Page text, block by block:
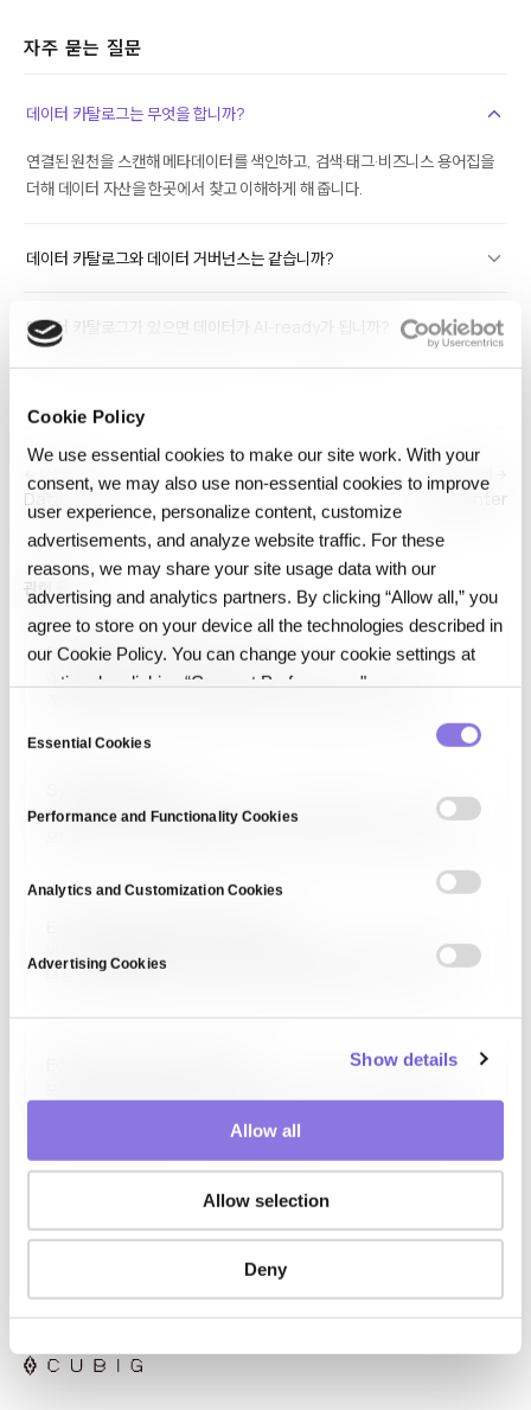
Cookie Policy
We use essential cookies to make our site work. With your
consent, we may also use non‑essential cookies to improve
user experience, personalize content, customize
advertisements, and analyze website traffic. For these
reasons, we may share your site usage data with our
advertising and analytics partners. By clicking “Allow all,” you
agree to store on your device all the technologies described in
our Cookie Policy. You can change your cookie settings at
any time by clicking “Consent Preferences."
Essential Cookies
Performance and Functionality Cookies
Analytics and Customization Cookies
Advertising Cookies
Show details
Allow all
Allow selection
Deny
자주 묻는 질문
데이터 카탈로그는 무엇을 합니까?
연결된 원천을 스캔해 메타데이터를 색인하고, 검색·태그·비즈니스 용어집을
더해 데이터 자산을 한곳에서 찾고 이해하게 해 줍니다.
데이터 카탈로그와 데이터 거버넌스는 같습니까?
데이터 카탈로그가 있으면 데이터가 AI-ready가 됩니까?
← 이전 용어
Data breach Data Center
관련 용어
Personal Data Protection Act
개인정보 보호법(Personal Data Protection Act, PDPA)은
싱가포르 PDPA(2012), 태국 PDPA(2019), 말레이시아 PDPA(2010)
등 많은 아시아 국가가 채택하고 있습니다. 한국의 개인정보보호법도 동일
합성 미디어(Synthetic Media)는 AI로 생성·편집된 이미지, 비디오,
긍정적으로 활용되는 한편, 허위 정보·사기·초상권 침해 등 악용 사례도
빈번합니다. 콘텐츠 인증(C2PA), 워터마킹, 탐지 AI가 대응 기술로
외부 데이터 표현(External Data Representation, XDR)은 서로
다른 아키텍처의 컴퓨터 간 데이터 교환을 위한 표준 형식입니다. Sun
분산 시스템에서 바이트 순서·정수 크기 차이를 극복해 이식 가능한 데이터
McKinsey는 전 세계 오픈 데이터 가치를 연 3~5조 달러로 추산했으며,
정부 효율성, 혁신 기업 창출, 연구 가속, 시장 투명성 등이 주요 편익입니다.
데이터 품질·라이선스·인프라…